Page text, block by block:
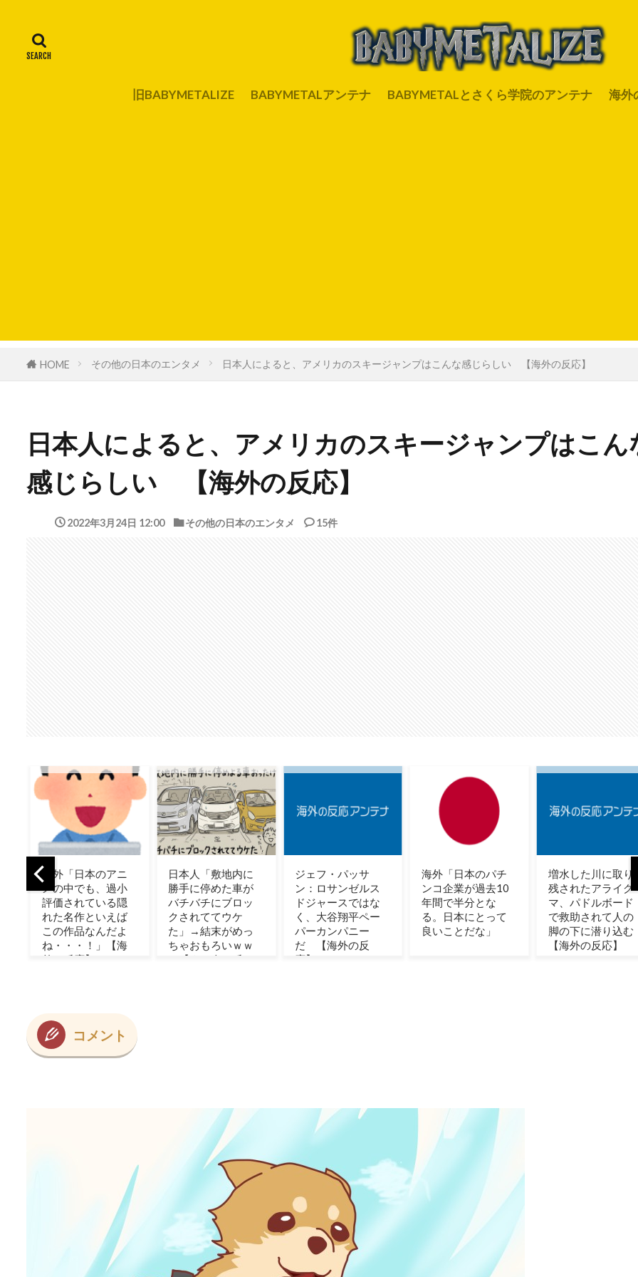
旧BABYMETALIZE BABYMETALアンテナ BABYMETALとさくら学院のアンテナ 海外
HOME その他の日本のエンタメ 日本人によると、アメリカのスキージャンプはこんな感じらしい 【海外の反応】
日本人によると、アメリカのスキージャンプはこん
感じらしい 【海外の反応】
2022年3月24日 12:00 その他の日本のエンタメ 15件
日本人「敷地内に
勝手に停めた車が
バチバチにブロッ
クされててウケ
た」→結末がめっ
ちゃおもろいｗｗ
ｗ【タイ人の反
ジェフ・パッサ
ン：ロサンゼルス
ドジャースではな
く、大谷翔平ペー
パーカンパニー
だ 【海外の反
応】
海外「日本のパチ
ンコ企業が過去10
年間で半分とな
る。日本にとって
良いことだな」
増水した川に取り
残されたアライグ
マ、パドルボード
で救助されて人の
脚の下に潜り込む
中国人「アジア大
会に臨むサッカー
日本U21代表のメ
バーが発表！」
中国人「U23アジ
杯とほぼ一緒」
コメント